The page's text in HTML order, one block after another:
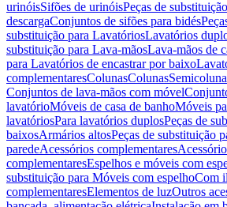
urinóisSifões de urinóisPeças de
descargaConjuntos de sifões para bidés
substituição para LavatóriosLavatórios
substituição para Lava-mãosLava-mãos de
para Lavatórios de encastrar por baixo
complementaresColunasColunas
Conjuntos de lava-mãos com móvel
lavatórioMóveis de casa de banhoMóveis
lavatóriosPara lavatórios duplosPeças de
baixosArmários altosPeças de substituição
paredeAcessórios complementares
complementaresEspelhos e móveis com
substituição para Móveis com espelhoCom
complementaresElementos de luzOutros